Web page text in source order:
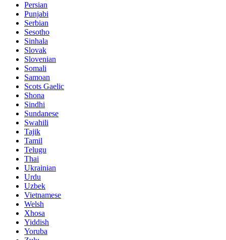
Persian
Punjabi
Serbian
Sesotho
Sinhala
Slovak
Slovenian
Somali
Samoan
Scots Gaelic
Shona
Sindhi
Sundanese
Swahili
Tajik
Tamil
Telugu
Thai
Ukrainian
Urdu
Uzbek
Vietnamese
Welsh
Xhosa
Yiddish
Yoruba